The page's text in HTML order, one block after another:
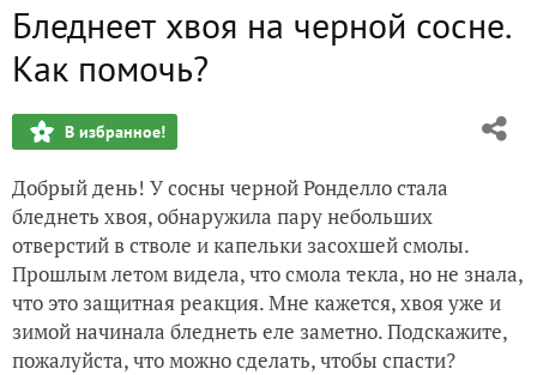
Бледнеет хвоя на черной сосне.
Как помочь?
В избранное!
Добрый день! У сосны черной Ронделло стала
бледнеть хвоя, обнаружила пару небольших
отверстий в стволе и капельки засохшей смолы.
Прошлым летом видела, что смола текла, но не знала,
что это защитная реакция. Мне кажется, хвоя уже и
зимой начинала бледнеть еле заметно. Подскажите,
пожалуйста, что можно сделать, чтобы спасти?